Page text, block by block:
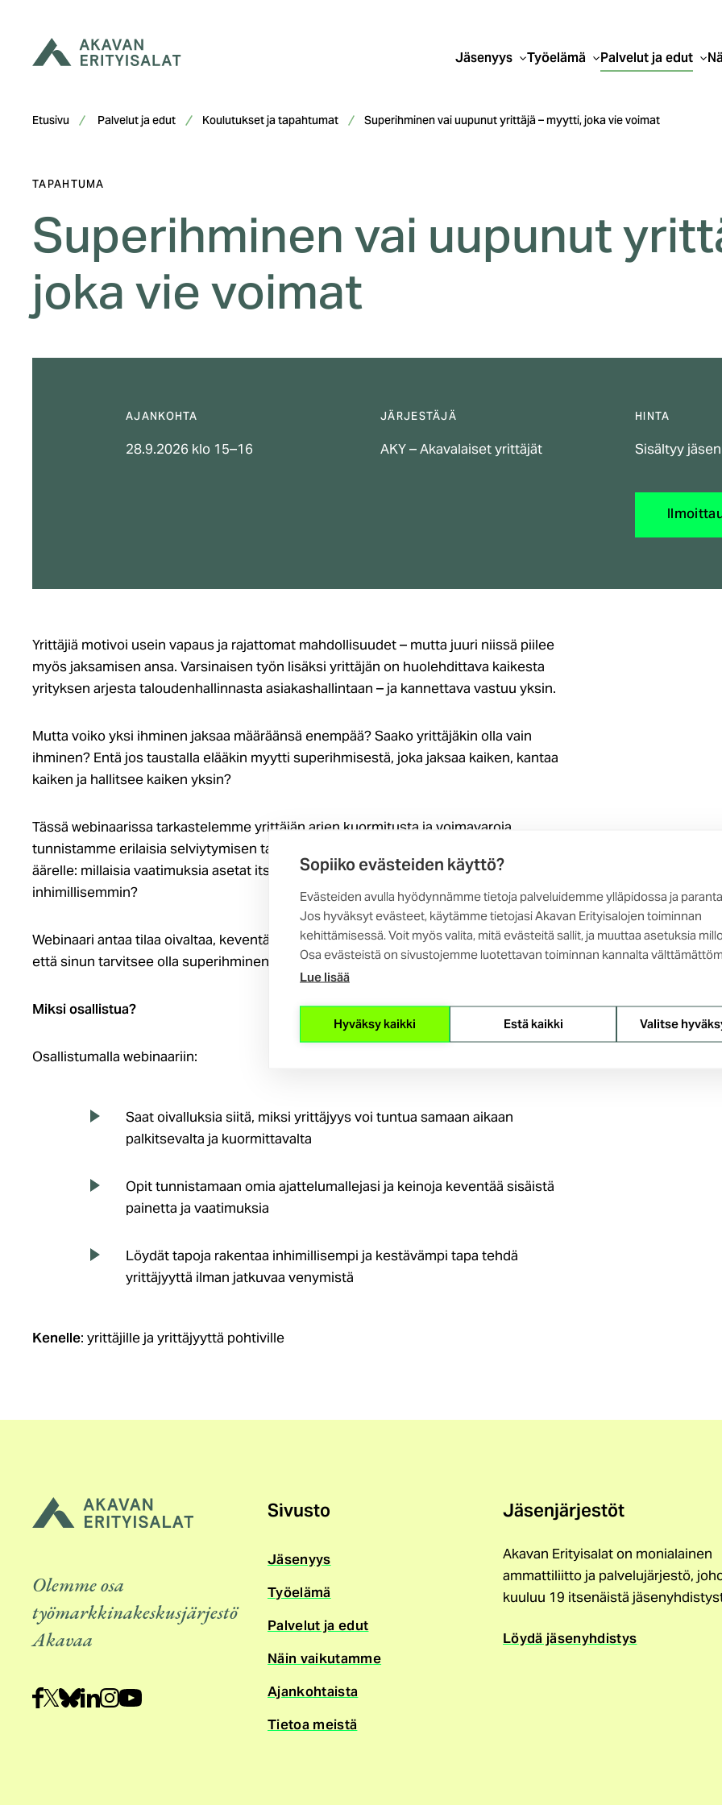
Sopiiko evästeiden käyttö?
Evästeiden avulla hyödynnämme tietoja palveluidemme ylläpidossa ja
Jos hyväksyt evästeet, käytämme tietojasi Akavan Erityisalojen toiminnan
kehittämisessä. Voit myös valita, mitä evästeitä sallit, ja muuttaa asetuksia
Osa evästeistä on sivustojemme luotettavan toiminnan kannalta
Lue lisää
Hyväksy kaikki Estä kaikki Valitse
Jäsenyys Työelämä Palvelut ja edut
Etusivu Palvelut ja edut Koulutukset ja tapahtumat Superihminen vai uupunut yrittäjä – myytti, joka vie voimat
TAPAHTUMA
Superihminen vai uupunut
joka vie voimat
AJANKOHTA
28.9.2026 klo 15–16
JÄRJESTÄJÄ
AKY – Akavalaiset yrittäjät
HINTA
Sisältyy
Yrittäjiä motivoi usein vapaus ja rajattomat mahdollisuudet – mutta juuri niissä piilee
myös jaksamisen ansa. Varsinaisen työn lisäksi yrittäjän on huolehdittava kaikesta
yrityksen arjesta taloudenhallinnasta asiakashallintaan – ja kannettava vastuu yksin.
Mutta voiko yksi ihminen jaksaa määräänsä enempää? Saako yrittäjäkin olla vain
ihminen? Entä jos taustalla elääkin myytti superihmisestä, joka jaksaa kaiken, kantaa
kaiken ja hallitsee kaiken yksin?
Tässä webinaarissa tarkastelemme yrittäjän arjen kuormitusta ja voimavaroja,
tunnistamme erilaisia selviytymisen tapoja sekä pysähdymme omien ajattelumallien
äärelle: millaisia vaatimuksia asetat itsellesi? Voisitko suhtautua itseesi hieman
inhimillisemmin?
Webinaari antaa tilaa oivaltaa, keventää ja löytää kestävämpi tapa olla yrittäjä ilman,
että sinun tarvitsee olla superihminen.
Miksi osallistua?
Osallistumalla webinaariin:
Saat oivalluksia siitä, miksi yrittäjyys voi tuntua samaan aikaan
palkitsevalta ja kuormittavalta
Opit tunnistamaan omia ajattelumallejasi ja keinoja keventää sisäistä
painetta ja vaatimuksia
Löydät tapoja rakentaa inhimillisempi ja kestävämpi tapa tehdä
yrittäjyyttä ilman jatkuvaa venymistä
Kenelle: yrittäjille ja yrittäjyyttä pohtiville
Olemme osa
työmarkkinakeskusjärjestö
Akavaa
Sivusto
Jäsenyys
Työelämä
Palvelut ja edut
Näin vaikutamme
Ajankohtaista
Tietoa meistä
Jäsenjärjestöt
Akavan Erityisalat on monialainen
ammattiliitto ja palvelujärjestö,
kuuluu 19 itsenäistä
Löydä jäsenyhdistys